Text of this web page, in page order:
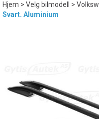
Hjem>Velg bilmodell >
Svart. Aluminium